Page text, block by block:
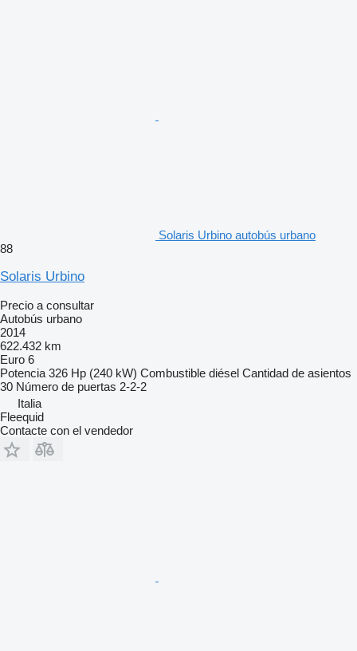
Solaris Urbino autobús urbano
88
Solaris Urbino
Precio a consultar
Autobús urbano
2014
622.432 km
Euro 6
Potencia 326 Hp (240 kW) Combustible diésel Cantidad de asientos
30 Número de puertas 2-2-2
Italia
Fleequid
Contacte con el vendedor